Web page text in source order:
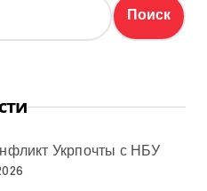
Укрпочты с НБУ